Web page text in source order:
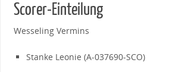
Scorer-Einteilung
Wesseling Vermins
Stanke Leonie (A-037690-SCO)